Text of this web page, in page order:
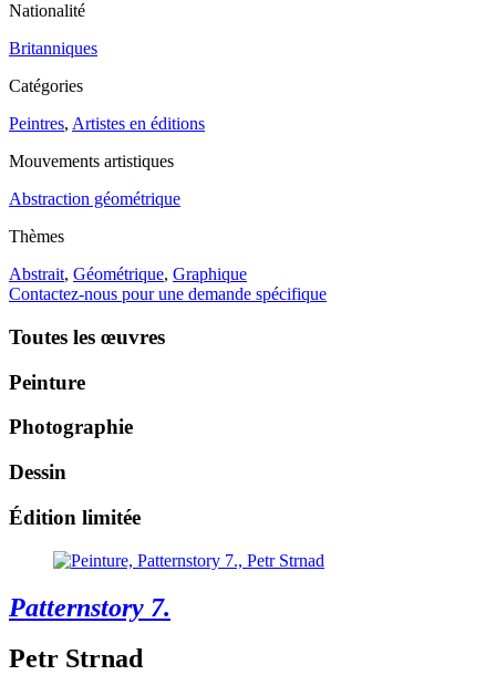
Nationalité
Britanniques
Catégories
Peintres, Artistes en éditions
Mouvements artistiques
Abstraction géométrique
Thèmes
Abstrait, Géométrique, Graphique
Contactez-nous pour une demande spécifique
Toutes les œuvres
Peinture
Photographie
Dessin
Édition limitée
Patternstory 7.
Petr Strnad